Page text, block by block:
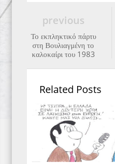
previous
Το εκπληκτικό πάρτυ
στη Βουλιαγμένη το
καλοκαίρι του 1983
Related Posts